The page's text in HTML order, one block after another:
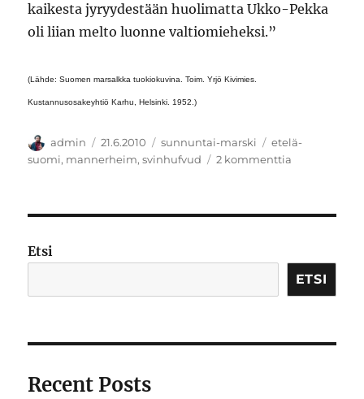
kaikesta jyryydestään huolimatta Ukko-Pekka
oli liian melto luonne valtiomieheksi.”
(Lähde: Suomen marsalkka tuokiokuvina. Toim. Yrjö Kivimies.
Kustannusosakeyhtiö Karhu, Helsinki. 1952.)
Kirjoittaja
admin Julkaistu
21.6.2010 Kategoriat
sunnuntai-marski Avainsanat
etelä-
suomi, mannerheim,svinhufvud 2 kommenttia
Etsi
ETSI
Recent Posts